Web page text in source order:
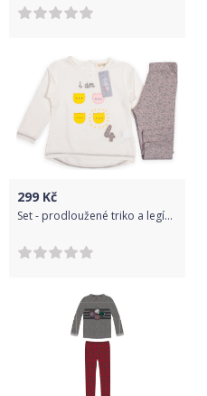
299 Kč
Set - prodloužené triko a legínky Cigit Kids 104